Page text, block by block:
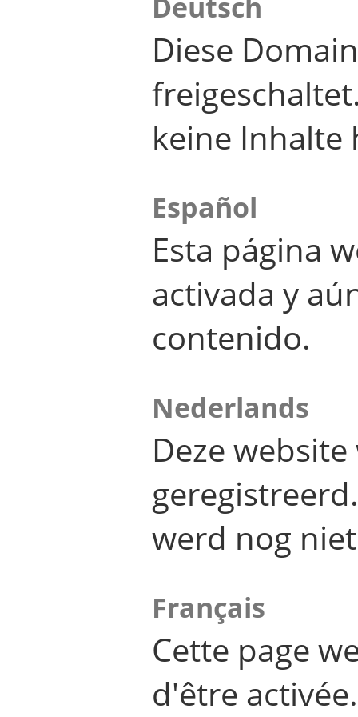
Diese
keine Inhalte
Español
Esta página
activada y
contenido.
Nederlands
Deze
werd nog
Français
Cette page
d'être